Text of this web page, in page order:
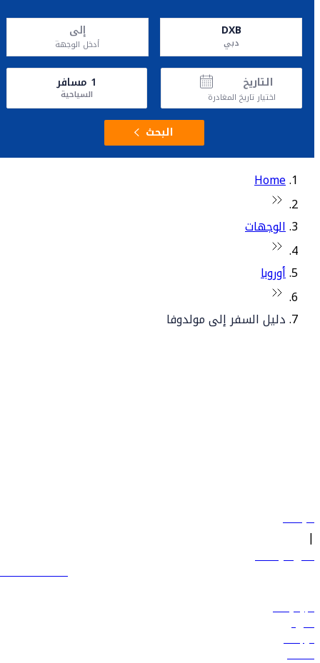
DXB
دبي
إلى
أدخل الوجهة
التاريخ
اختيار تاريخ المغادرة
1 مسافر
السياحية
البحث
Home
الوجهات
أوروبا
دليل السفر إلى مولدوفا
سياساتنا
|
الشروط والأحكام
600 544 445
حجز الرحلات
العروض
الوجهات
الأمتعة